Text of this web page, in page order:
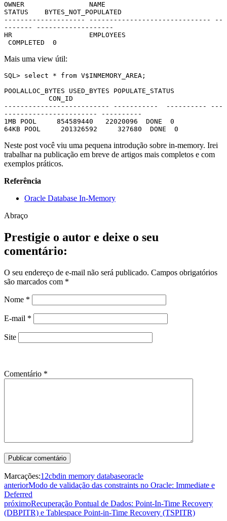
OWNER                NAME
STATUS    BYTES_NOT_POPULATED
-------------------- ------------------------------ --
------- -------------------
HR                   EMPLOYEES
COMPLETED  0
Mais uma view útil:
SQL> select * from V$INMEMORY_AREA;
POOLALLOC_BYTES USED_BYTES POPULATE_STATUS
CON_ID
-------------------------- -----------  ---------- ---
----------------------- ----------
1MB POOL     854589440   22020096  DONE  0
64KB POOL     201326592     327680  DONE  0
Neste post você viu uma pequena introdução sobre in-memory. Irei
trabalhar na publicação em breve de artigos mais completos e com
exemplos práticos.
Referência
Oracle Database In-Memory
Abraço
Prestigie o autor e deixe o seu
comentário:
O seu endereço de e-mail não será publicado. Campos obrigatórios
são marcados com *
Nome *
E-mail *
Site
Comentário *
Marcações:12cbdin memory databaseoracle
anteriorModo de validação das constraints no Oracle: Immediate e
Deferred
próximoRecuperação Pontual de Dados: Point-In-Time Recovery
(DBPITR) e Tablespace Point-in-Time Recovery (TSPITR)